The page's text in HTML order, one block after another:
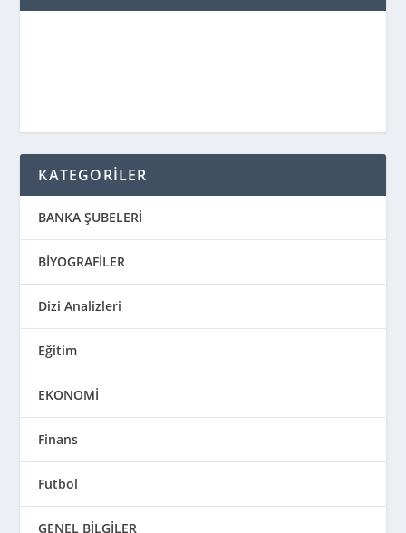
KATEGORİLER
BANKA ŞUBELERİ
BİYOGRAFİLER
Dizi Analizleri
Eğitim
EKONOMİ
Finans
Futbol
GENEL BİLGİLER